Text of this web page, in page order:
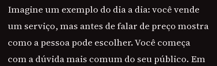
Imagine um exemplo do dia a dia: você vende
um serviço, mas antes de falar de preço mostra
como a pessoa pode escolher. Você começa
com a dúvida mais comum do seu público. Em